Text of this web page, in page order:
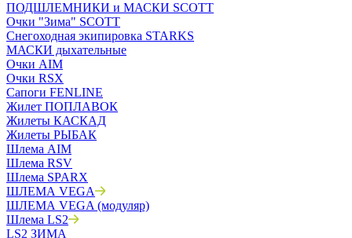
ПОДШЛЕМНИКИ и МАСКИ SCOTT
Очки "Зима" SCOTT
Снегоходная экипировка STARKS
МАСКИ дыхательные
Очки AIM
Очки RSX
Сапоги FENLINE
Жилет ПОПЛАВОК
Жилеты КАСКАД
Жилеты РЫБАК
Шлема AIM
Шлема RSV
Шлема SPARX
ШЛЕМА VEGA
ШЛЕМА VEGA (модуляр)
Шлема LS2
LS2 ЗИМА